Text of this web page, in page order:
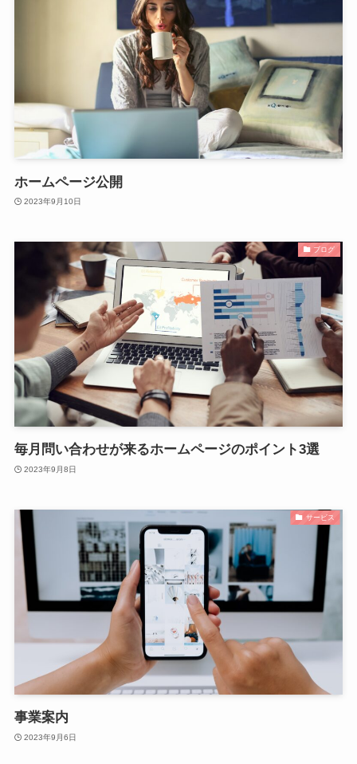
ホームページ公開
2023年9月10日
ブログ
毎月問い合わせが来るホームページのポイント3選
2023年9月8日
サービス
事業案内
2023年9月6日